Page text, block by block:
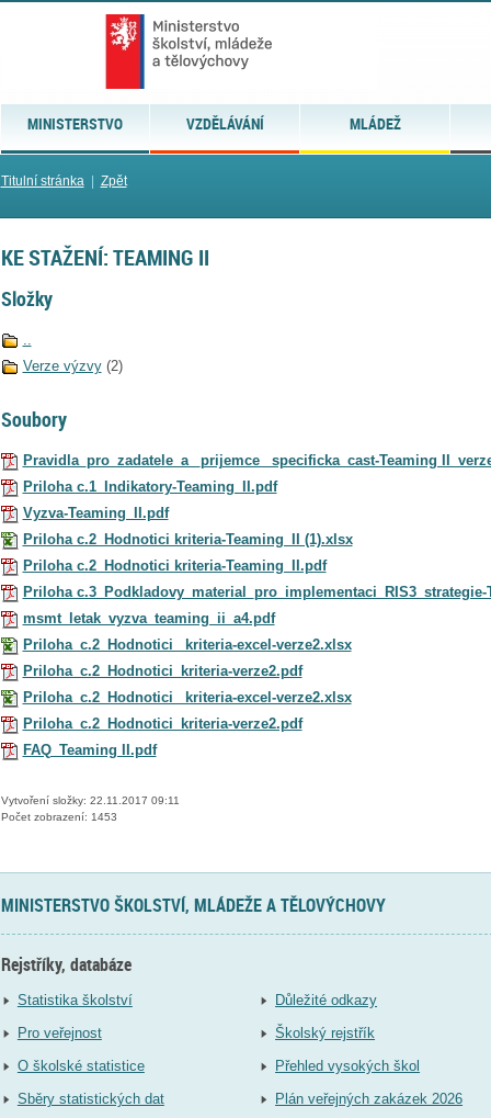
MINISTERSTVO VZDĚLÁVÁNÍ MLÁDEŽ
Titulní stránka| Zpět
KE STAŽENÍ: TEAMING II
Složky
..
Verze výzvy (2)
Soubory
Pravidla_pro_zadatele_a _prijemce_ specificka_cast-Teaming
Priloha c.1_Indikatory-Teaming_II.pdf
Vyzva-Teaming_II.pdf
Priloha c.2_Hodnotici kriteria-Teaming_II (1).xlsx
Priloha c.2_Hodnotici kriteria-Teaming_II.pdf
Priloha c.3_Podkladovy_material_pro_implementaci_RIS3_strategie-
msmt_letak_vyzva_teaming_ii_a4.pdf
Priloha_c.2_Hodnotici_ kriteria-excel-verze2.xlsx
Priloha_c.2_Hodnotici_kriteria-verze2.pdf
Priloha_c.2_Hodnotici_ kriteria-excel-verze2.xlsx
Priloha_c.2_Hodnotici_kriteria-verze2.pdf
FAQ_Teaming II.pdf
Vytvoření složky: 22.11.2017 09:11
Počet zobrazení: 1453
MINISTERSTVO ŠKOLSTVÍ, MLÁDEŽE A TĚLOVÝCHOVY
Rejstříky, databáze
Statistika školství
Pro veřejnost
O školské statistice
Sběry statistických dat
Důležité odkazy
Školský rejstřík
Přehled vysokých škol
Plán veřejných zakázek 2026